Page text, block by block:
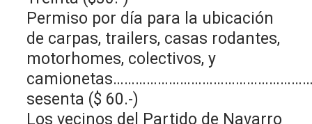
Permiso por día para la ubicación
de carpas, trailers, casas rodantes,
motorhomes, colectivos, y
sesenta ($ 60.-)
Los vecinos del Partido de Navarro